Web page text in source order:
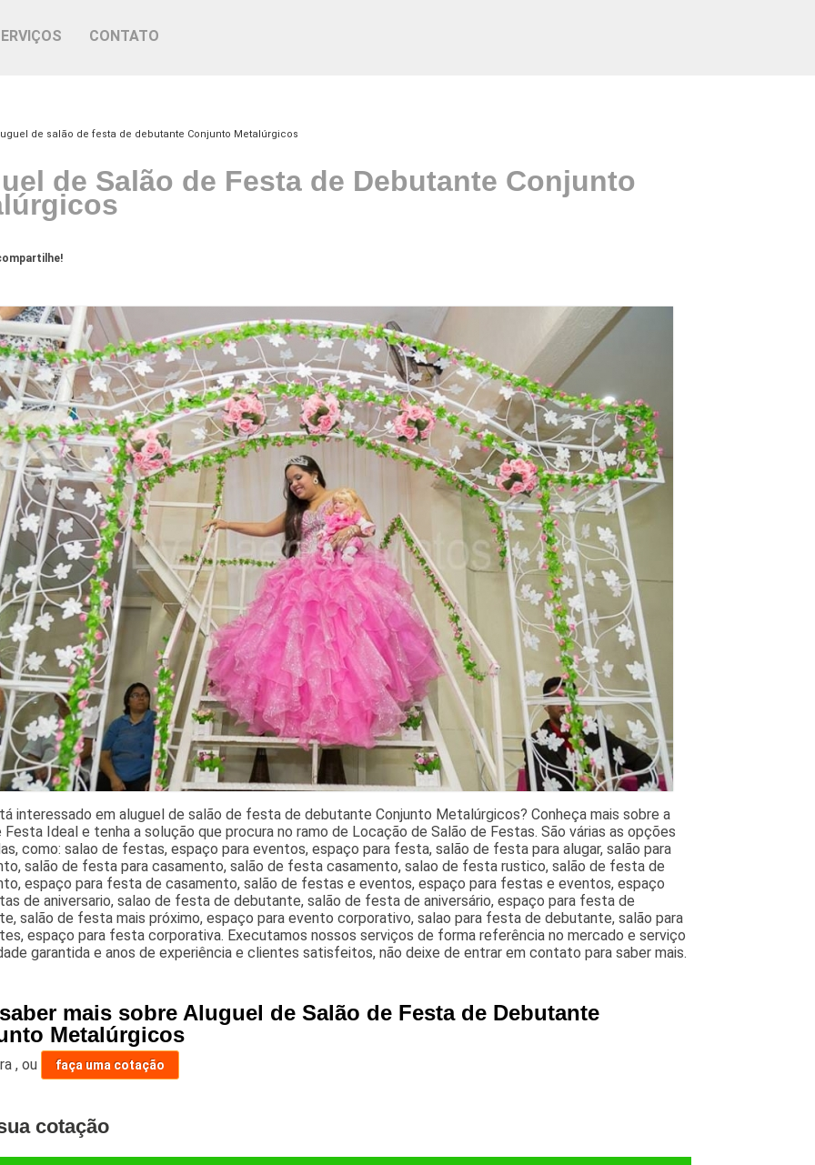
CONTATO
de salão de festa de debutante Conjunto Metalúrgicos
de Salão de Festa de Debutante Conjunto
interessado em aluguel de salão de festa de debutante Conjunto Metalúrgicos? Conheça mais sobre a
Festa Ideal e tenha a solução que procura no ramo de Locação de Salão de Festas. São várias as opções
como: salao de festas, espaço para eventos, espaço para festa, salão de festa para alugar, salão para
salão de festa para casamento, salão de festa casamento, salao de festa rustico, salão de festa de
espaço para festa de casamento, salão de festas e eventos, espaço para festas e eventos, espaço
de aniversario, salao de festa de debutante, salão de festa de aniversário, espaço para festa de
salão de festa mais próximo, espaço para evento corporativo, salao para festa de debutante, salão para
espaço para festa corporativa. Executamos nossos serviços de forma referência no mercado e serviço
garantida e anos de experiência e clientes satisfeitos, não deixe de entrar em contato para saber mais.
mais sobre Aluguel de Salão de Festa de Debutante
Metalúrgicos
,ou faça uma cotação
cotação